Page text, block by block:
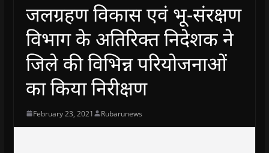
जलग्रहण विकास एवं भू-संरक्षण
विभाग के अतिरिक्त निदेशक ने
जिले की विभिन्न परियोजनाओं
का किया निरीक्षण
February 23, 2021 Rubarunews